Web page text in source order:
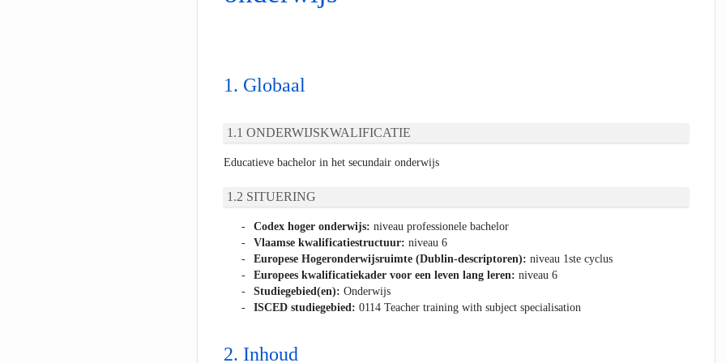
Globaal
ONDERWIJSKWALIFICATIE
Educatieve bachelor in het secundair onderwijs
SITUERING
Codex hoger onderwijs: niveau professionele bachelor
Vlaamse kwalificatiestructuur: niveau 6
Europese Hogeronderwijsruimte (Dublin-descriptoren): niveau 1ste cyclus
Europees kwalificatiekader voor een leven lang leren: niveau 6
Studiegebied(en): Onderwijs
ISCED studiegebied: 0114 Teacher training with subject specialisation
Inhoud